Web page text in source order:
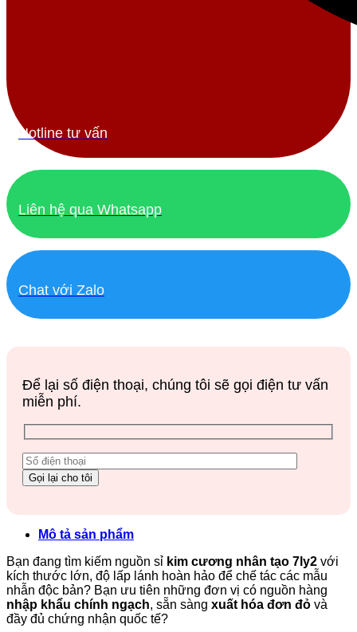
Hotline tư vấn
Liên hệ qua Whatsapp
Chat với Zalo
Để lại số điện thoại, chúng tôi sẽ gọi điện tư vấn
miễn phí.
Mô tả sản phẩm
Bạn đang tìm kiếm nguồn sỉ kim cương nhân tạo 7ly2 với
kích thước lớn, độ lấp lánh hoàn hảo để chế tác các mẫu
nhẫn độc bản? Bạn ưu tiên những đơn vị có nguồn hàng
nhập khẩu chính ngạch, sẵn sàng xuất hóa đơn đỏ và
đầy đủ chứng nhận quốc tế?